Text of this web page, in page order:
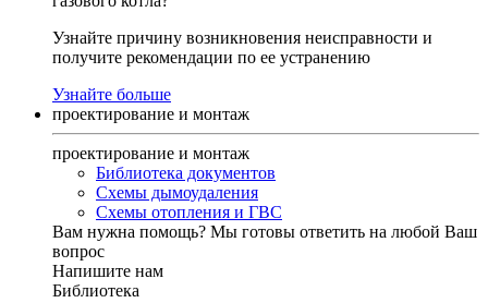
Узнайте причину возникновения неисправности и
получите рекомендации по ее устранению
Узнайте больше
проектирование и монтаж
проектирование и монтаж
Библиотека документов
Схемы дымоудаления
Схемы отопления и ГВС
Вам нужна помощь? Мы готовы ответить на любой Ваш
вопрос
Напишите нам
Библиотека